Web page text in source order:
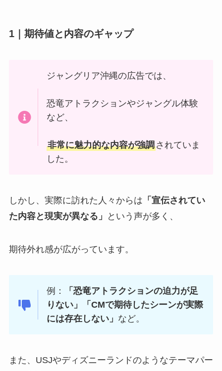
1｜ 期待値と内容のギャップ
ジャングリア沖縄の広告では、
恐竜アトラクションやジャングル体験
など、
非常に魅力的な内容が強調されていま
した。
しかし、実際に訪れた人々からは 「宣伝されてい
た内容と現実が異なる」
という声が多く、
期待外れ感が広がっています。
例：
「恐竜アトラクションの迫力が足
りない」「CMで期待したシーンが実際
には存在しない」 など。
また、USJやディズニーランドのようなテーマパー